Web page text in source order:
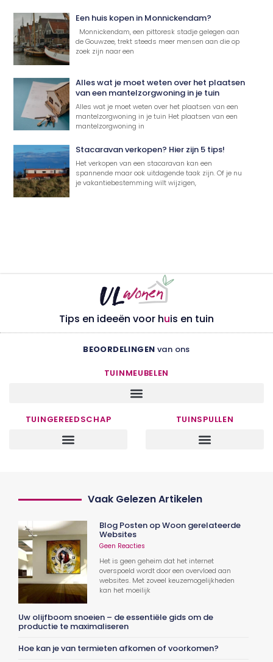
Een huis kopen in Monnickendam?
Monnickendam, een pittoresk stadje gelegen aan
de Gouwzee, trekt steeds meer mensen aan die op
zoek zijn naar een
Alles wat je moet weten over het plaatsen
van een mantelzorgwoning in je tuin
Alles wat je moet weten over het plaatsen van een
mantelzorgwoning in je tuin Het plaatsen van een
mantelzorgwoning in
Stacaravan verkopen? Hier zijn 5 tips!
Het verkopen van een stacaravan kan een
spannende maar ook uitdagende taak zijn. Of je nu
je vakantiebestemming wilt wijzigen,
Tips en ideeën voor huis en tuin
BEOORDELINGEN van ons
TUINMEUBELEN
TUINGEREEDSCHAP TUINSPULLEN
Vaak Gelezen Artikelen
Blog Posten op Woon gerelateerde
Websites
Geen Reacties
Het is geen geheim dat het internet
overspoeld wordt door een overvloed aan
websites. Met zoveel keuzemogelijkheden
kan het moeilijk
Uw olijfboom snoeien – de essentiële gids om de
productie te maximaliseren
Hoe kan je van termieten afkomen of voorkomen?